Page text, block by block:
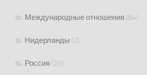
Международные отношения (84)
Нидерланды (2)
Россия (26)